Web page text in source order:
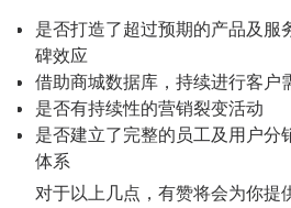
是否打造了超过预期的产品及服
碑效应
借助商城数据库，持续进行客户
是否有持续性的营销裂变活动
是否建立了完整的员工及用户分
体系
对于以上几点，有赞将会为你提